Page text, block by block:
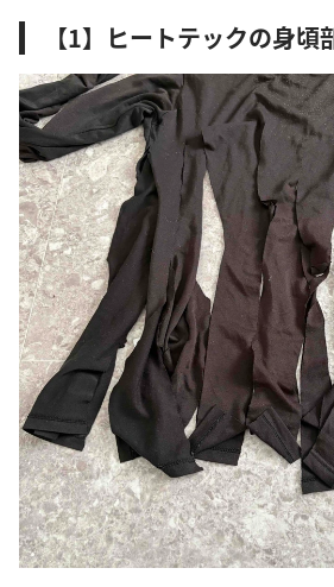
【1】ヒートテックの身頃